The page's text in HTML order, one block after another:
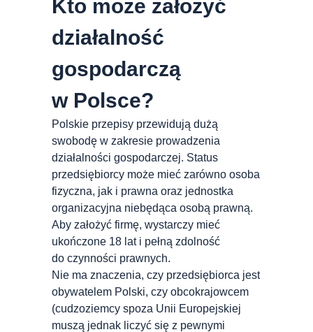
Kto może założyć
działalność
gospodarczą
w Polsce?
Polskie przepisy przewidują dużą
swobodę w zakresie prowadzenia
działalności gospodarczej. Status
przedsiębiorcy może mieć zarówno osoba
fizyczna, jak i prawna oraz jednostka
organizacyjna niebędąca osobą prawną.
Aby założyć firmę, wystarczy mieć
ukończone 18 lat i pełną zdolność
do czynności prawnych.
Nie ma znaczenia, czy przedsiębiorca jest
obywatelem Polski, czy obcokrajowcem
(cudzoziemcy spoza Unii Europejskiej
muszą jednak liczyć się z pewnymi